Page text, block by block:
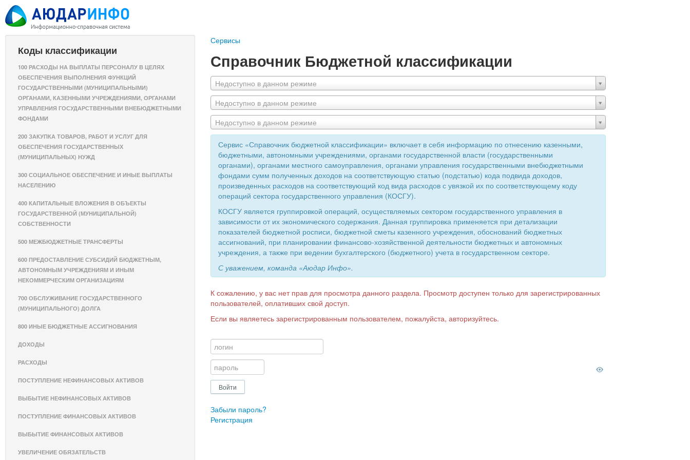
Коды классификации
100 РАСХОДЫ НА ВЫПЛАТЫ ПЕРСОНАЛУ В ЦЕЛЯХ
ОБЕСПЕЧЕНИЯ ВЫПОЛНЕНИЯ ФУНКЦИЙ
ГОСУДАРСТВЕННЫМИ (МУНИЦИПАЛЬНЫМИ)
ОРГАНАМИ, КАЗЕННЫМИ УЧРЕЖДЕНИЯМИ, ОРГАНАМИ
УПРАВЛЕНИЯ ГОСУДАРСТВЕННЫМИ ВНЕБЮДЖЕТНЫМИ
ФОНДАМИ
200 ЗАКУПКА ТОВАРОВ, РАБОТ И УСЛУГ ДЛЯ
ОБЕСПЕЧЕНИЯ ГОСУДАРСТВЕННЫХ
(МУНИЦИПАЛЬНЫХ) НУЖД
300 СОЦИАЛЬНОЕ ОБЕСПЕЧЕНИЕ И ИНЫЕ ВЫПЛАТЫ
НАСЕЛЕНИЮ
400 КАПИТАЛЬНЫЕ ВЛОЖЕНИЯ В ОБЪЕКТЫ
ГОСУДАРСТВЕННОЙ (МУНИЦИПАЛЬНОЙ)
СОБСТВЕННОСТИ
500 МЕЖБЮДЖЕТНЫЕ ТРАНСФЕРТЫ
600 ПРЕДОСТАВЛЕНИЕ СУБСИДИЙ БЮДЖЕТНЫМ,
АВТОНОМНЫМ УЧРЕЖДЕНИЯМ И ИНЫМ
НЕКОММЕРЧЕСКИМ ОРГАНИЗАЦИЯМ
700 ОБСЛУЖИВАНИЕ ГОСУДАРСТВЕННОГО
(МУНИЦИПАЛЬНОГО) ДОЛГА
800 ИНЫЕ БЮДЖЕТНЫЕ АССИГНОВАНИЯ
ДОХОДЫ
РАСХОДЫ
ПОСТУПЛЕНИЕ НЕФИНАНСОВЫХ АКТИВОВ
ВЫБЫТИЕ НЕФИНАНСОВЫХ АКТИВОВ
ПОСТУПЛЕНИЕ ФИНАНСОВЫХ АКТИВОВ
ВЫБЫТИЕ ФИНАНСОВЫХ АКТИВОВ
УВЕЛИЧЕНИЕ ОБЯЗАТЕЛЬСТВ
Сервисы
Справочник Бюджетной классификации
Недоступно в данном режиме
Недоступно в данном режиме
Недоступно в данном режиме
Сервис «Справочник бюджетной классификации» включает в себя информацию по отнесению казенными,
бюджетными, автономными учреждениями, органами государственной власти (государственными
органами), органами местного самоуправления, органами управления государственными внебюджетными
фондами сумм полученных доходов на соответствующую статью (подстатью) кода подвида доходов,
произведенных расходов на соответствующий код вида расходов с увязкой их по соответствующему коду
операций сектора государственного управления (КОСГУ).
КОСГУ является группировкой операций, осуществляемых сектором государственного управления в
зависимости от их экономического содержания. Данная группировка применяется при детализации
показателей бюджетной росписи, бюджетной сметы казенного учреждения, обоснований бюджетных
ассигнований, при планировании финансово-хозяйственной деятельности бюджетных и автономных
учреждения, а также при ведении бухгалтерского (бюджетного) учета в государственном секторе.
С уважением, команда «Аюдар Инфо».
К сожалению, у вас нет прав для просмотра данного раздела. Просмотр доступен только для зарегистрированных
пользователей, оплативших свой доступ.
Если вы являетесь зарегистрированным пользователем, пожалуйста, авторизуйтесь.
Забыли пароль?
Регистрация